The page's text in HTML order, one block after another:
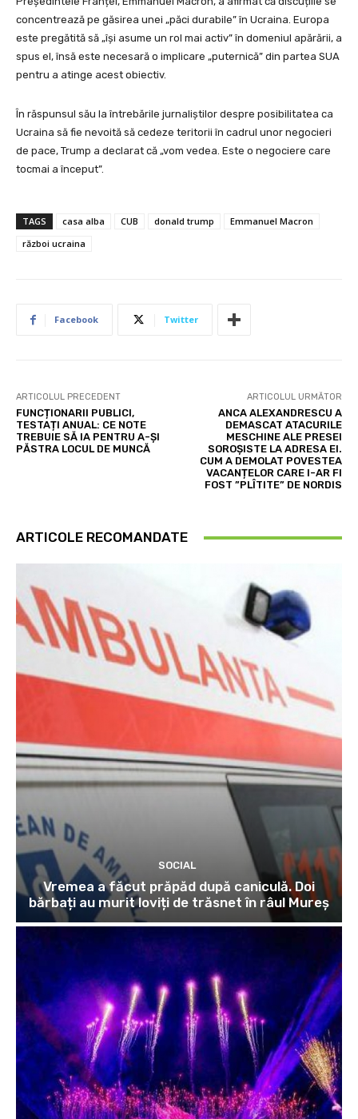
concentrează pe găsirea unei „păci durabile” în Ucraina. Europa
este pregătită să „își asume un rol mai activ” în domeniul apărării, a
spus el, însă este necesară o implicare „puternică” din partea SUA
pentru a atinge acest obiectiv.
În răspunsul său la întrebările jurnaliștilor despre posibilitatea ca
Ucraina să fie nevoită să cedeze teritorii în cadrul unor negocieri
de pace, Trump a declarat că „vom vedea. Este o negociere care
tocmai a început”.
TAGS casa alba CUB donald trump
Emmanuel Macron
război ucraina
Facebook Twitter
ARTICOLUL PRECEDENT
FUNCȚIONARII PUBLICI,
TESTAȚI ANUAL: CE NOTE
TREBUIE SĂ IA PENTRU A-ȘI
PĂSTRA LOCUL DE MUNCĂ
ARTICOLUL URMĂTOR
ANCA ALEXANDRESCU A
DEMASCAT ATACURILE
MESCHINE ALE PRESEI
SOROȘISTE LA ADRESA EI.
CUM A DEMOLAT POVESTEA
VACANȚELOR CARE I-AR FI
FOST ”PLÎTITE” DE NORDIS
ARTICOLE RECOMANDATE
SOCIAL
Vremea a făcut prăpăd după caniculă. Doi
bărbați au murit loviți de trăsnet în râul Mureș